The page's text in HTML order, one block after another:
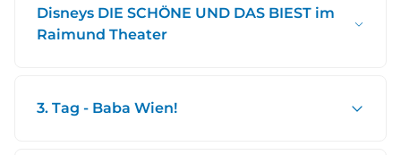
Disneys DIE SCHÖNE UND DAS BIEST im
Raimund Theater
3. Tag - Baba Wien!